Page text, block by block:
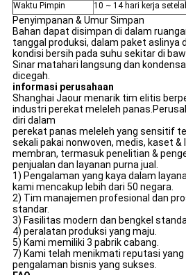
Waktu Pimpin
10 ~ 14 hari kerja
Penyimpanan & Umur Simpan
Bahan dapat disimpan di dalam
tanggal produksi, dalam paket aslinya
kondisi bersih pada suhu sekitar di
Sinar matahari langsung dan
dicegah.
informasi perusahaan
Shanghai Jaour menarik tim elitis
industri perekat meleleh
diri dalam
perekat panas meleleh yang sensitif
sekali pakai nonwoven, medis, kaset
membran, termasuk penelitian &
penjualan dan layanan purna jual.
1) Pengalaman yang kaya dalam
kami mencakup lebih dari 50 negara.
2) Tim manajemen profesional dan
standar.
3) Fasilitas modern dan bengkel
4) peralatan produksi yang maju.
5) Kami memiliki 3 pabrik cabang.
7) Kami telah menikmati reputasi
pengalaman bisnis yang sukses.